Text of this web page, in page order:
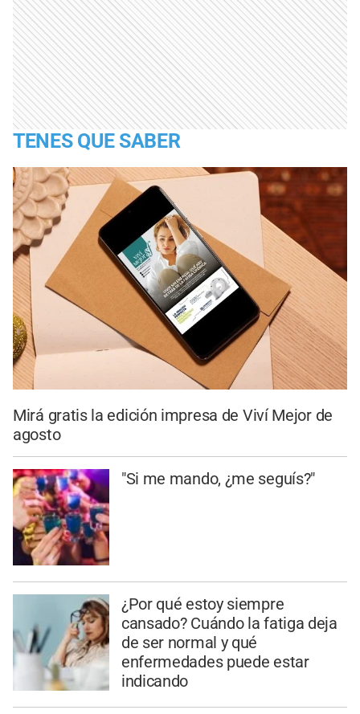
TENES QUE SABER
Mirá gratis la edición impresa de Viví Mejor de
agosto
"Si me mando, ¿me seguís?"
¿Por qué estoy siempre
cansado? Cuándo la fatiga deja
de ser normal y qué
enfermedades puede estar
indicando